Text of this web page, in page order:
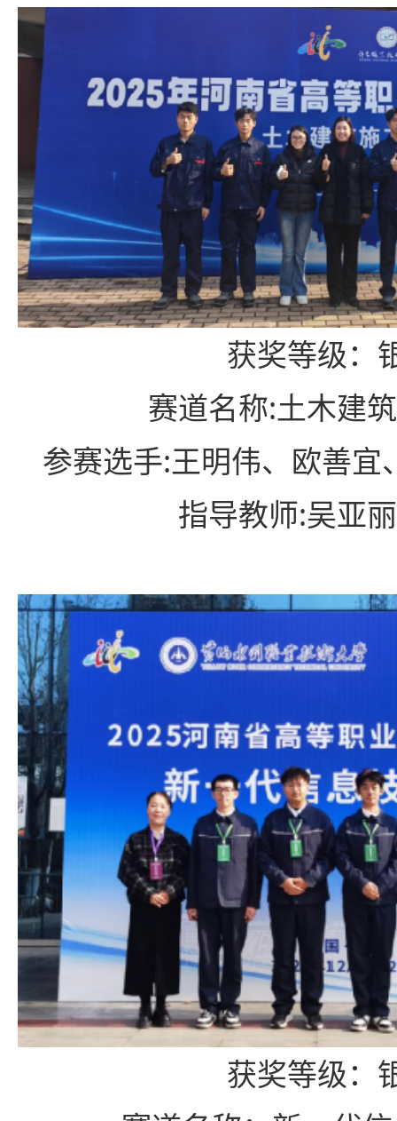
获奖等级：
赛道名称:土木建
参赛选手:王明伟、欧善宜
指导教师:吴亚
获奖等级：